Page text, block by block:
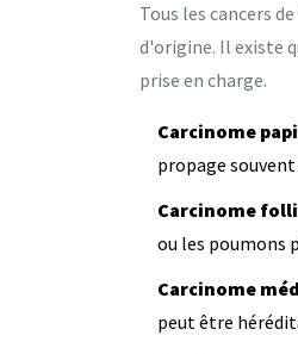
Tous les cancers
d'origine. Il existe
prise en charge.
Carcinome
propage
Carcinome
ou les poumons
Carcinome
peut être